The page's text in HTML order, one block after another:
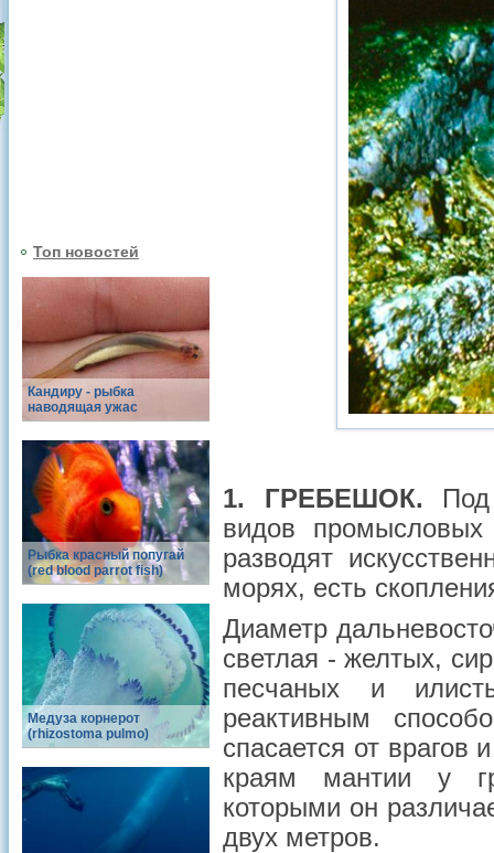
Топ новостей
Кандиру - рыбка
наводящая ужас
Рыбка красный попугай
(red blood parrot fish)
Медуза корнерот
(rhizostoma pulmo)
1. ГРЕБЕШОК. Под
видов
разводят
морях, есть
Диаметр
светлая - желтых,
песчаных и
реактивным
спасается от врагов
краям мантии у
которыми он
двух метров.